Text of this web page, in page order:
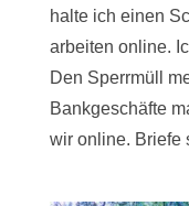
halte ich einen
arbeiten online.
Den Sperrmüll
Bankgeschäfte
wir online. Briefe